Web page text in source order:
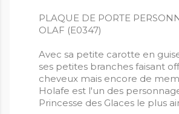
PLAQUE DE PORTE
OLAF (E0347)
Avec sa petite carotte en
ses petites branches faisant
cheveux mais encore de
Holafe est l'un des
Princesse des Glaces le plus